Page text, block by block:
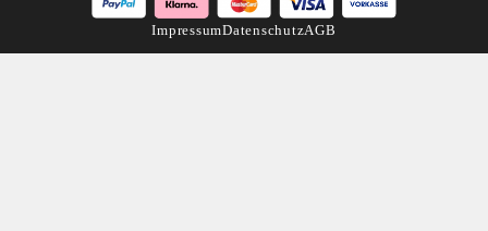
ImpressumDatenschutzAGB